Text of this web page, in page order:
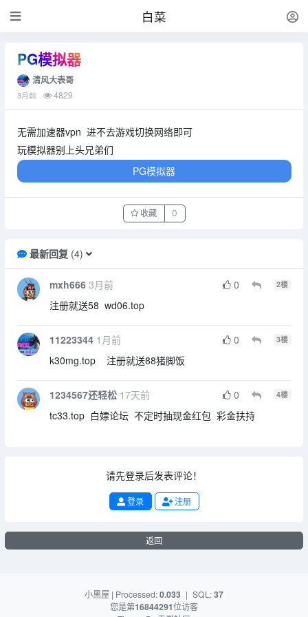
白菜
PG模拟器
清风大表哥
3月前 4829
无需加速器vpn 进不去游戏切换网络即可
玩模拟器别上头兄弟们
PG模拟器
收藏 0
最新回复(4)
mxh666 3月前 0 2楼
注册就送58 wd06.top
11223344 1月前 0 3楼
k30mg.top 注册就送88猪脚饭
1234567还轻松 17天前 0 4楼
tc33.top 白嫖论坛 不定时抽现金红包 彩金扶持
请先登录后发表评论！
登录 注册
返回
小黑屋 | Processed:0.033 | SQL:37
您是第16844291位访客